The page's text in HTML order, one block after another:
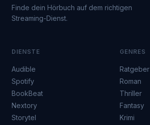
Finde dein Hörbuch auf dem richtigen
Streaming-Dienst.
DIENSTE
Audible
Spotify
BookBeat
Nextory
Storytel
GENRES
Ratgeber
Roman
Thriller
Fantasy
Krimi